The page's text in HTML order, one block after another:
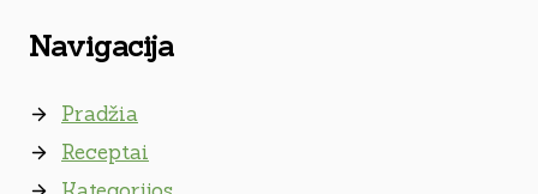
Navigacija
Pradžia
Receptai